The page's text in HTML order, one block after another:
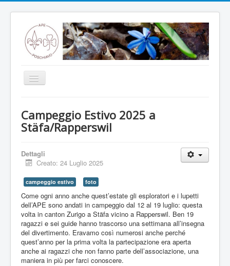
Toggle
Notizie
Programma
Capanna
ENO
Tags
Contatti
Campeggio Estivo 2025 a
Stäfa/Rapperswil
Dettagli
Creato: 24 Luglio 2025
campeggio estivo foto
Come ogni anno anche quest’estate gli esploratori e i lupetti
dell’APE sono andati in campeggio dal 12 al 19 luglio: questa
volta in canton Zurigo a Stäfa vicino a Rapperswil. Ben 19
ragazzi e sei guide hanno trascorso una settimana all’insegna
del divertimento. Eravamo così numerosi anche perché
quest’anno per la prima volta la partecipazione era aperta
anche ai ragazzi che non fanno parte dell’associazione, una
maniera in più per farci conoscere.